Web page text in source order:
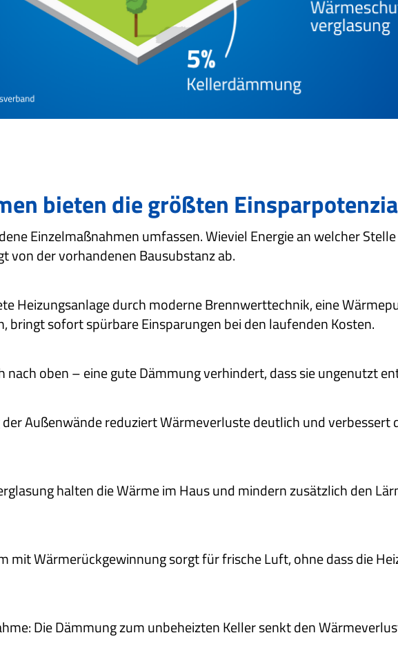
bieten die größten
Einzelmaßnahmen umfassen. Wieviel Energie an welcher Stelle
von der vorhandenen Bausubstanz ab.
Heizungsanlage durch moderne Brennwerttechnik, eine
bringt sofort spürbare Einsparungen bei den laufenden Kosten.
oben – eine gute Dämmung verhindert, dass sie ungenutzt
Außenwände reduziert Wärmeverluste deutlich und verbessert
halten die Wärme im Haus und mindern zusätzlich den
mit Wärmerückgewinnung sorgt für frische Luft, ohne dass die
Die Dämmung zum unbeheizten Keller senkt den